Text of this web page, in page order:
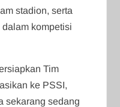
stadion, serta
kompetisi
Tim
ke PSSI,
sekarang sedang